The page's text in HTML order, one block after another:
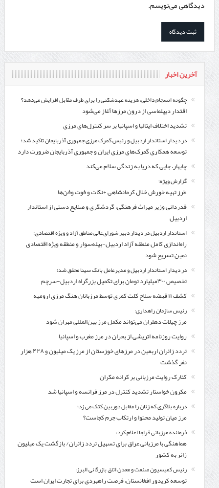
دیدگاهی می‌نویسم.
آخرین اخبار
چگونه انسجام داخلی، هزینه عهدشکنی را برای طرف مقابل افزایش می‌دهد؟
اقتدار دیپلماسی از درون مرزها آغاز می‌شود
تشدید اختلاف ایتالیا و اسپانیا بر سر کنترل‌های مرزی
در دیدار استاندار اردبیل و رئیس گمرک مرزی جمهوری آذربایجان تاکید شد؛
توسعه همکاری گمرک‌های مرزی ایران و جمهوری آذربایجان ضرورت دارد
چابهار، جایی که دریا به زندگی سلام می‌کند
گزارش ویژه؛
طرز تهیه خورش خلال کرمانشاهی +نکات و فوت وفن‌ها
قدردانی وزیر میراث فرهنگی، گردشگری و صنایع دستی از استاندار
اردبیل
استاندار اردبیل در دیدار دبیر شورای‌عالی مناطق آزاد و ویژه اقتصادی:
راه‌اندازی کامل منطقه آزاد اردبیل-بیله‌سوار و منطقه ویژه اقتصادی
نمین تسریع شود
در دیدار استاندار اردبیل و مدیرعامل بانک سینا محقق شد؛
تخصیص ۳۰۰میلیارد تومان برای تکمیل بزرگراه اردبیل-سرچم
کشف ۱۱ قبضه سلاح کلت کمری توسط مرزبانان هنگ مرزی ارومیه
رئیس سازمان راهداری:
مرز چیلات دهلران می‌تواند مکمل مرز بین‌المللی مهران شود
روایت روزنامه اتریشی از بحران در مرز مغرب و اسپانیا
تردد زائران اربعین در مرزهای خوزستان از مرز یک میلیون و ۴۲۸ هزار
نفر گذشت
کنارک روایت مرزبانی بر کرانه مکران
مکرون خواستار تشدید کنترل‌ در مرز فرانسه و اسپانیا شد
درباره بلاگری که زنان را مقابل دوربین کتک می زد؛
مرز میان تولید محتوا و ارتکاب جرم کجاست؟
فرمانده مرزبانی فراجا اعلام کرد:
هماهنگی با مرزبانی عراق برای تسهیل تردد زائران/ بازگشت یک میلیون
زائر به کشور
رئیس کمیسیون صنعت و معدن اتاق بازرگانی البرز:
توسعه کریدور افغانستان، فرصت راهبردی برای تجارت ایران است